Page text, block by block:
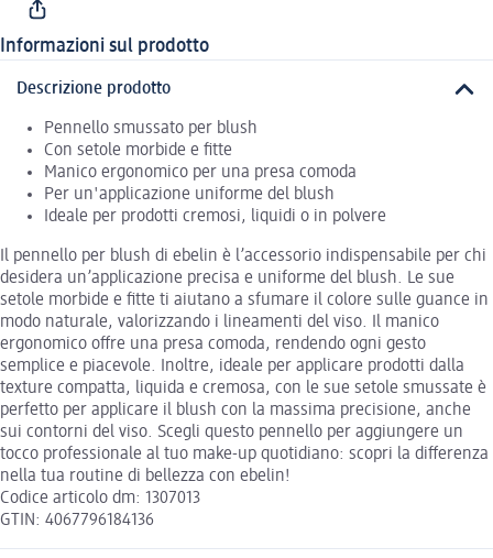
Informazioni sul prodotto
Descrizione prodotto
Pennello smussato per blush
Con setole morbide e fitte
Manico ergonomico per una presa comoda
Per un'applicazione uniforme del blush
Ideale per prodotti cremosi, liquidi o in polvere
Il pennello per blush di ebelin è l’accessorio indispensabile per chi
desidera un’applicazione precisa e uniforme del blush. Le sue
setole morbide e fitte ti aiutano a sfumare il colore sulle guance in
modo naturale, valorizzando i lineamenti del viso. Il manico
ergonomico offre una presa comoda, rendendo ogni gesto
semplice e piacevole. Inoltre, ideale per applicare prodotti dalla
texture compatta, liquida e cremosa, con le sue setole smussate è
perfetto per applicare il blush con la massima precisione, anche
sui contorni del viso. Scegli questo pennello per aggiungere un
tocco professionale al tuo make-up quotidiano: scopri la differenza
nella tua routine di bellezza con ebelin!
Codice articolo dm: 1307013
GTIN: 4067796184136